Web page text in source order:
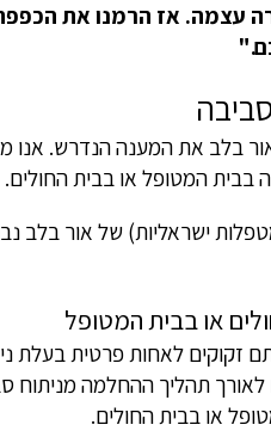
עצמה. אז הרמנו את
בלב את המענה הנדרש. אנו
בבית המטופל או בבית החולים.
ישראליות) של אור בלב
או בבית המטופל
לאחות פרטית בעלת
לאורך תהליך ההחלמה
או בבית החולים.